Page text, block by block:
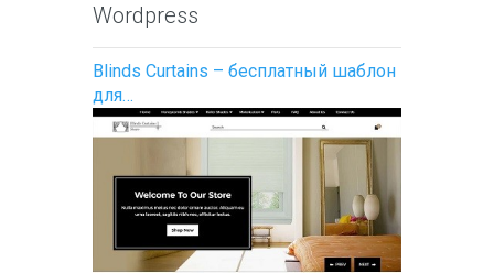
Wordpress
Blinds Curtains – бесплатный шаблон
для…